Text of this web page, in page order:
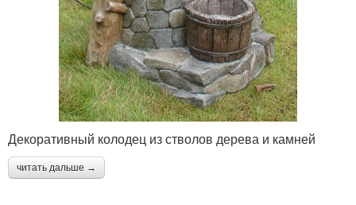
Декоративный колодец из стволов дерева и камней
читать дальше →